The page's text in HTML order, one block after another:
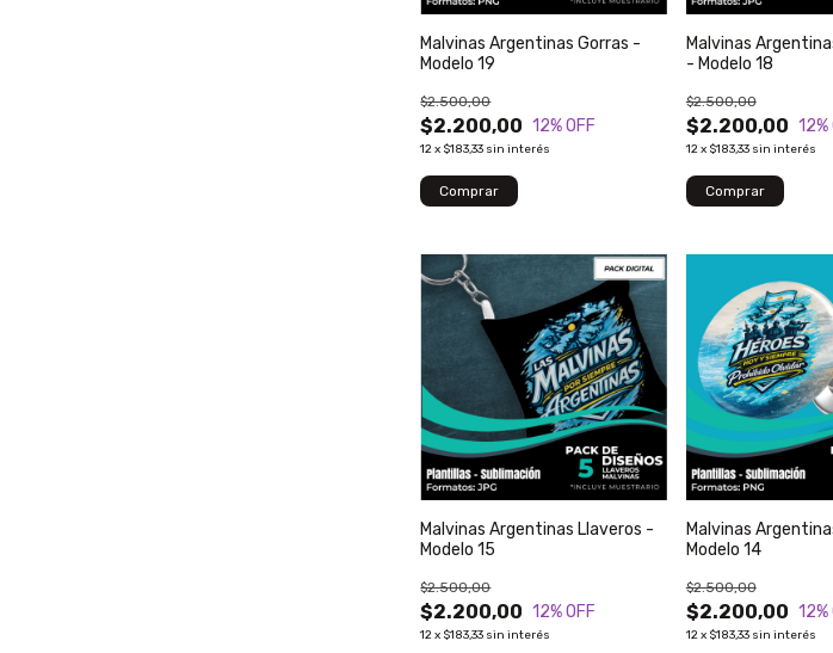
Malvinas Argentinas Gorras -
Modelo 19
$2.200,00
$2.500,00
12% OFF
12x $183,33 sin interés
Malvinas
- Modelo 18
$2.200,00
$2.500,00
12%
12x $183,33 sin interés
Malvinas Argentinas Llaveros -
Modelo 15
$2.200,00
$2.500,00
12% OFF
12x $183,33 sin interés
Malvinas
Modelo 14
$2.200,00
$2.500,00
12%
12x $183,33 sin interés